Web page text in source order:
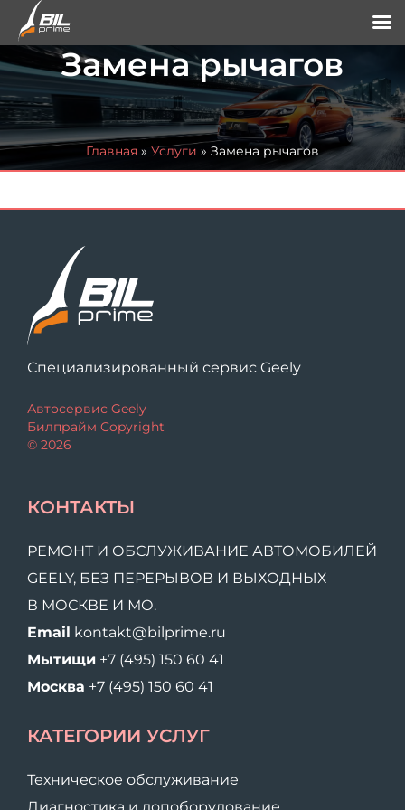
Замена рычагов
Главная » Услуги » Замена рычагов
Специализированный сервис Geely
Автосервис Geely
Билпрайм Copyright
© 2026
КОНТАКТЫ
РЕМОНТ И ОБСЛУЖИВАНИЕ АВТОМОБИЛЕЙ
GEELY, БЕЗ ПЕРЕРЫВОВ И ВЫХОДНЫХ
В МОСКВЕ И МО.
Email kontakt@bilprime.ru
Мытищи +7 (495) 150 60 41
Москва +7 (495) 150 60 41
КАТЕГОРИИ УСЛУГ
Техническое обслуживание